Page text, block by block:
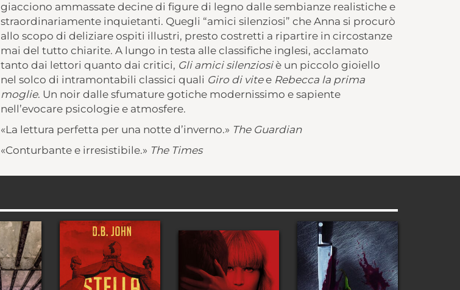
giacciono ammassate decine di figure di legno dalle sembianze realistiche e
straordinariamente inquietanti. Quegli “amici silenziosi” che Anna si procurò
allo scopo di deliziare ospiti illustri, presto costretti a ripartire in circostanze
mai del tutto chiarite. A lungo in testa alle classifiche inglesi, acclamato
tanto dai lettori quanto dai critici, Gli amici silenziosiè un piccolo gioiello
nel solco di intramontabili classici quali Giro di vitee Rebecca la prima
moglie. Un noir dalle sfumature gotiche modernissimo e sapiente
nell’evocare psicologie e atmosfere.
«La lettura perfetta per una notte d’inverno.» The Guardian
«Conturbante e irresistibile.» The Times